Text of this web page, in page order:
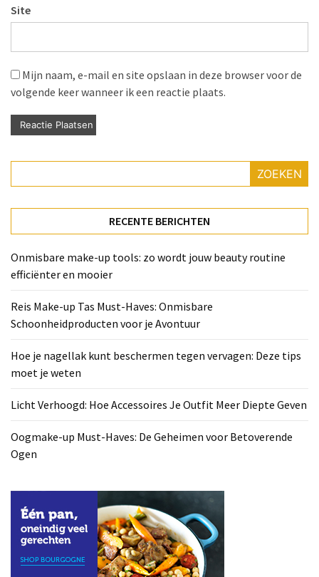
Site
Mijn naam, e-mail en site opslaan in deze browser voor de
volgende keer wanneer ik een reactie plaats.
ZOEKEN
RECENTE BERICHTEN
Onmisbare make-up tools: zo wordt jouw beauty routine
efficiënter en mooier
Reis Make-up Tas Must-Haves: Onmisbare
Schoonheidproducten voor je Avontuur
Hoe je nagellak kunt beschermen tegen vervagen: Deze tips
moet je weten
Licht Verhoogd: Hoe Accessoires Je Outfit Meer Diepte Geven
Oogmake-up Must-Haves: De Geheimen voor Betoverende
Ogen